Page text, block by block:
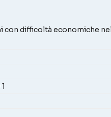
con difficoltà economiche